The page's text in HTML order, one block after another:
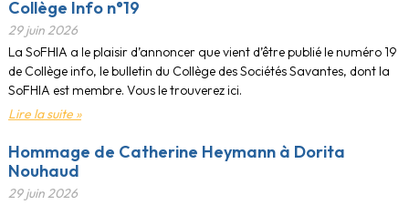
Collège Info n°19
29 juin 2026
La SoFHIA a le plaisir d’annoncer que vient d’être publié le numéro 19
de Collège info, le bulletin du Collège des Sociétés Savantes, dont la
SoFHIA est membre. Vous le trouverez ici.
Lire la suite »
Hommage de Catherine Heymann à Dorita
Nouhaud
29 juin 2026